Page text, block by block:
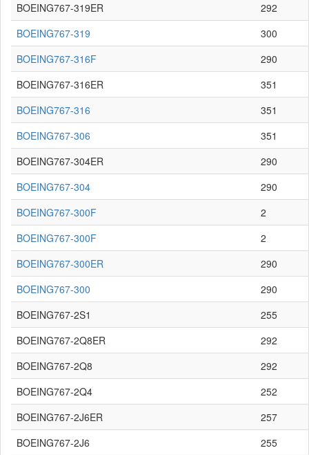
BOEING767-319ER
292
BOEING767-319
300
BOEING767-316F
290
BOEING767-316ER
351
BOEING767-316
351
BOEING767-306
351
BOEING767-304ER
290
BOEING767-304
290
BOEING767-300F
2
BOEING767-300F
2
BOEING767-300ER
290
BOEING767-300
290
BOEING767-2S1
255
BOEING767-2Q8ER
292
BOEING767-2Q8
292
BOEING767-2Q4
252
BOEING767-2J6ER
257
BOEING767-2J6
255